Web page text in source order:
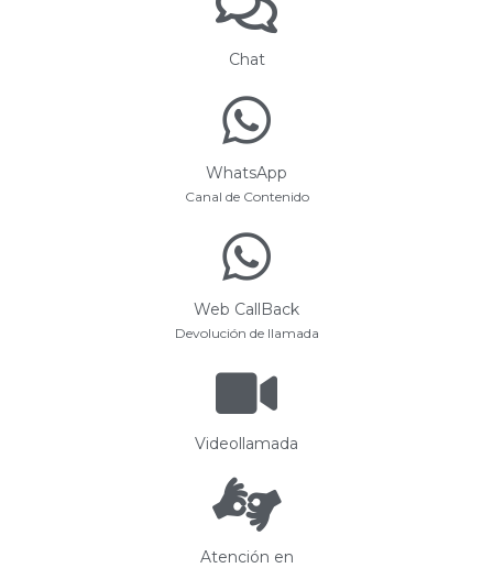
Chat
WhatsApp
Canal de Contenido
Web CallBack
Devolución de llamada
Videollamada
Atención en